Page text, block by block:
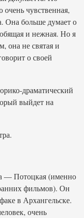
очень чувственная,
Она больше думает о
и нежная. Но я
она не святая и
о своей
драматический
выйдет на
— Потоцкая (именно
фильмов). Он
в Архангельске.
очень